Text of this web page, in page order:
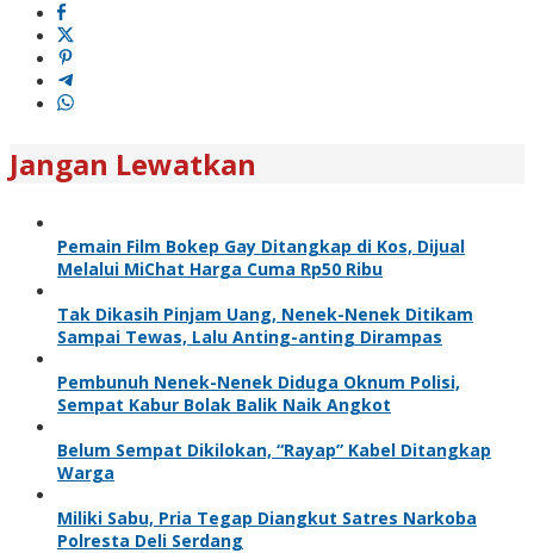
Jangan Lewatkan
Pemain Film Bokep Gay Ditangkap di Kos, Dijual
Melalui MiChat Harga Cuma Rp50 Ribu
Tak Dikasih Pinjam Uang, Nenek-Nenek Ditikam
Sampai Tewas, Lalu Anting-anting Dirampas
Pembunuh Nenek-Nenek Diduga Oknum Polisi,
Sempat Kabur Bolak Balik Naik Angkot
Belum Sempat Dikilokan, “Rayap” Kabel Ditangkap
Warga
Miliki Sabu, Pria Tegap Diangkut Satres Narkoba
Polresta Deli Serdang